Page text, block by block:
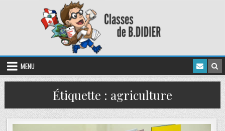
MENU
Étiquette : agriculture